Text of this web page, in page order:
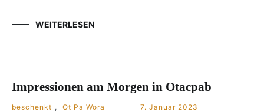
WEITERLESEN
Impressionen am Morgen in Otacpab
beschenkt , Ot Pa Wora 7. Januar 2023